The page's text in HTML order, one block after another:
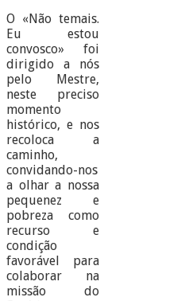
O «Não temais.
Eu estou
convosco» foi
dirigido a nós
pelo Mestre,
neste preciso
momento
histórico, e nos
recoloca a
caminho,
convidando-nos
a olhar a nossa
pequenez e
pobreza como
recurso e
condição
favorável para
colaborar na
missão do